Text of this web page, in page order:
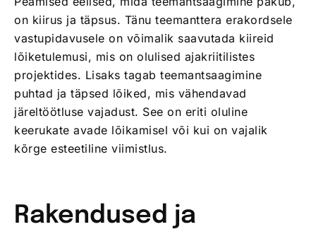
on kiirus ja täpsus. Tänu teemanttera erakordsele
vastupidavusele on võimalik saavutada kiireid
lõiketulemusi, mis on olulised ajakriitilistes
projektides. Lisaks tagab teemantsaagimine
puhtad ja täpsed lõiked, mis vähendavad
järeltöötluse vajadust. See on eriti oluline
keerukate avade lõikamisel või kui on vajalik
kõrge esteetiline viimistlus.
Rakendused ja